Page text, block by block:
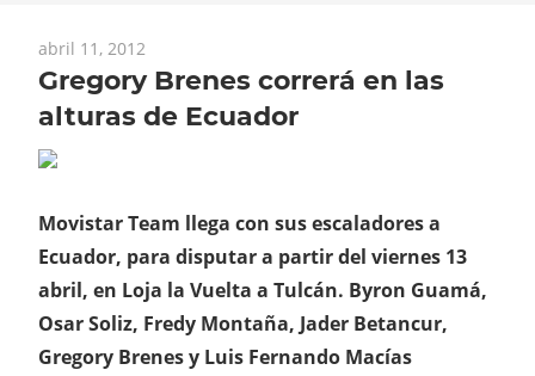
abril 11, 2012
Gregory Brenes correrá en las
alturas de Ecuador
Movistar Team llega con sus escaladores a
Ecuador, para disputar a partir del viernes 13
abril, en Loja la Vuelta a Tulcán. Byron Guamá,
Osar Soliz, Fredy Montaña, Jader Betancur,
Gregory Brenes y Luis Fernando Macías